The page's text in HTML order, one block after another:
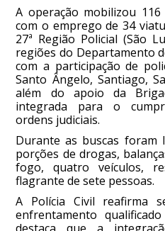
A operação mobilizou
com o emprego de 34
27ª Região Policial (São
regiões do Departamento
com a participação de
Santo Ângelo, Santiago,
além do apoio da
integrada para o
ordens judiciais.
Durante as buscas foram
porções de drogas,
fogo, quatro veículos,
flagrante de sete pessoas.
A Polícia Civil reafirma
enfrentamento
destaca que a